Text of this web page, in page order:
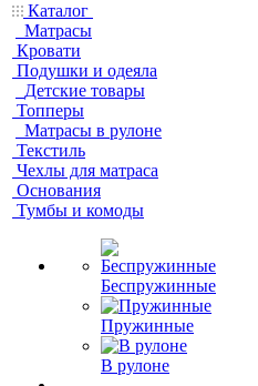
Каталог
Матрасы
Кровати
Подушки и одеяла
Детские товары
Топперы
Матрасы в рулоне
Текстиль
Чехлы для матраса
Основания
Тумбы и комоды
Беспружинные
Пружинные
В рулоне